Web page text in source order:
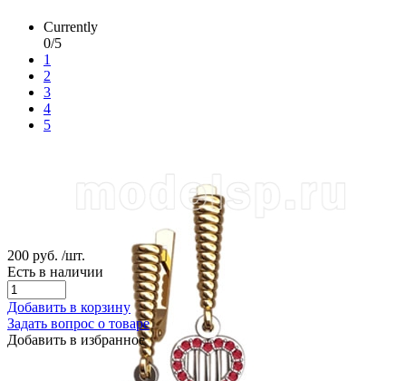
Currently
0/5
1
2
3
4
5
200 руб. /шт.
Есть в наличии
Добавить в корзину
Задать вопрос о товаре
Добавить в избранное